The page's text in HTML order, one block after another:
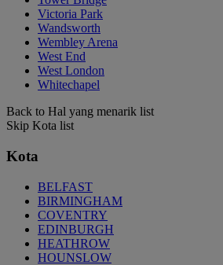
Victoria Park
Wandsworth
Wembley Arena
West End
West London
Whitechapel
Back to Hal yang menarik list
Skip Kota list
Kota
BELFAST
BIRMINGHAM
COVENTRY
EDINBURGH
HEATHROW
HOUNSLOW